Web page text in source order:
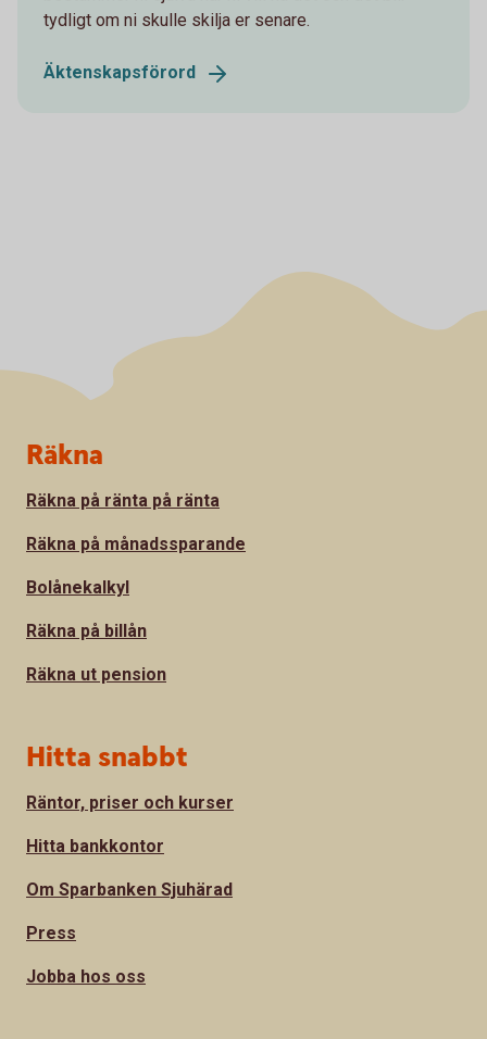
tydligt om ni skulle skilja er senare.
Äktenskapsförord
Sidfot
Räkna
Räkna på ränta på ränta
Räkna på månadssparande
Bolånekalkyl
Räkna på billån
Räkna ut pension
Hitta snabbt
Räntor, priser och kurser
Hitta bankkontor
Om Sparbanken Sjuhärad
Press
Jobba hos oss